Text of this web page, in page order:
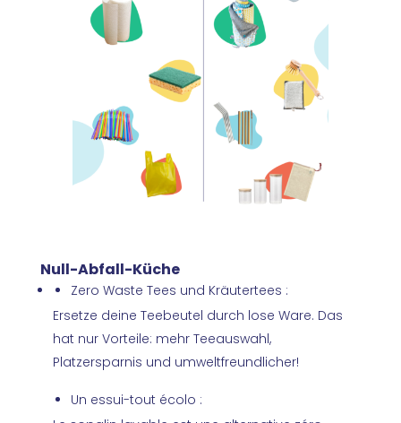
Null-Abfall-Küche
Zero Waste Tees und Kräutertees :
Ersetze deine Teebeutel durch lose Ware. Das
hat nur Vorteile: mehr Teeauswahl,
Platzersparnis und umweltfreundlicher!
Un essui-tout écolo :